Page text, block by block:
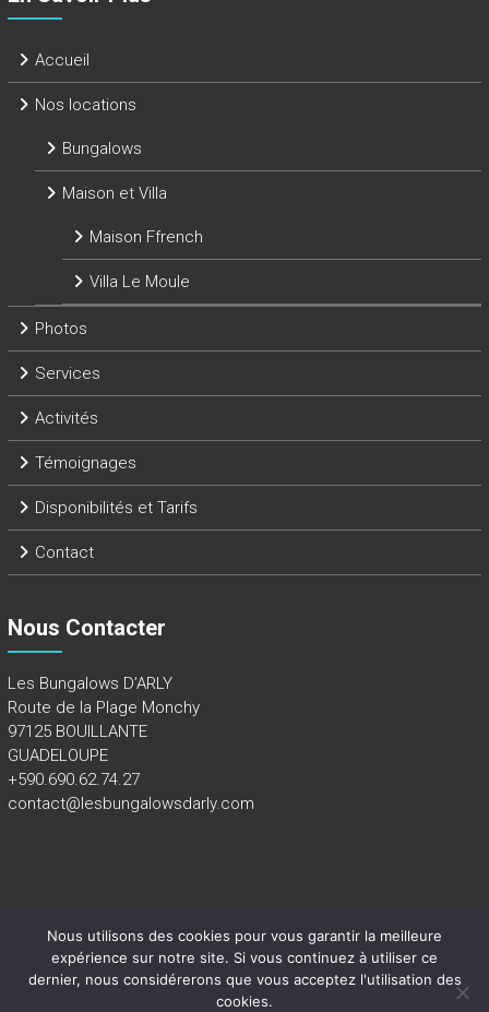
Accueil
Nos locations
Bungalows
Maison et Villa
Maison Ffrench
Villa Le Moule
Photos
Services
Activités
Témoignages
Disponibilités et Tarifs
Contact
Nous Contacter
Les Bungalows D’ARLY
Route de la Plage Monchy
97125 BOUILLANTE
GUADELOUPE
+590.690.62.74.27
contact@lesbungalowsdarly.com
Copyright 2018 - Tous droits réservés -Mentions légales
Nous utilisons des cookies pour vous garantir la meilleure
expérience sur notre site. Si vous continuez à utiliser ce
dernier, nous considérerons que vous acceptez l'utilisation des
cookies.